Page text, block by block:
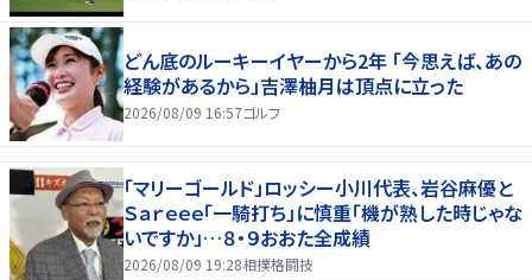
どん底のルーキーイヤーから2年 「今思えば、あの
経験があるから」吉澤柚月は頂点に立った
2026/08/09 16:57ゴルフ
「マリーゴールド」ロッシー小川代表、岩谷麻優と
Ｓａｒｅｅｅ「一騎打ち」に慎重「機が熟した時じゃな
いですか」…８・９おおた全成績
2026/08/09 19:28相撲格闘技